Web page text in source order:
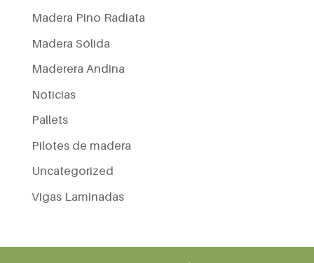
Madera Pino Radiata
Madera Sólida
Maderera Andina
Noticias
Pallets
Pilotes de madera
Uncategorized
Vigas Laminadas